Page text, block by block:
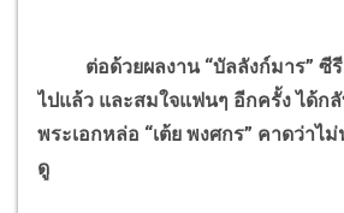
ต่อด้วยผลงาน “บัลลังก์มาร” ซีรี
ไปแล้ว และสมใจแฟนๆ อีกครั้ง ได้ก
พระเอกหล่อ “เต้ย พงศกร” คาดว่าไ
ดู